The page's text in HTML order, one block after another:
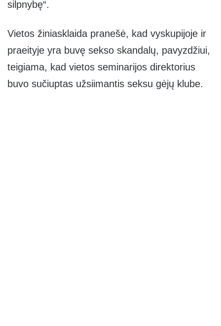
silpnybę“.
Vietos žiniasklaida pranešė, kad vyskupijoje ir
praeityje yra buvę sekso skandalų, pavyzdžiui,
teigiama, kad vietos seminarijos direktorius
buvo sučiuptas užsiimantis seksu gėjų klube.